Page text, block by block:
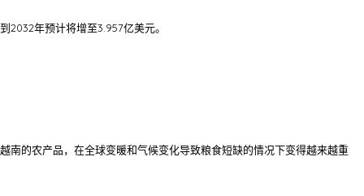
2032年预计将增至3.957亿美元。
南的农产品，在全球变暖和气候变化导致粮食短缺的情况下变得越来越重